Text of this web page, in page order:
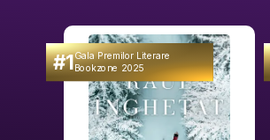
#1Gala Premilor Literare
Bookzone 2025